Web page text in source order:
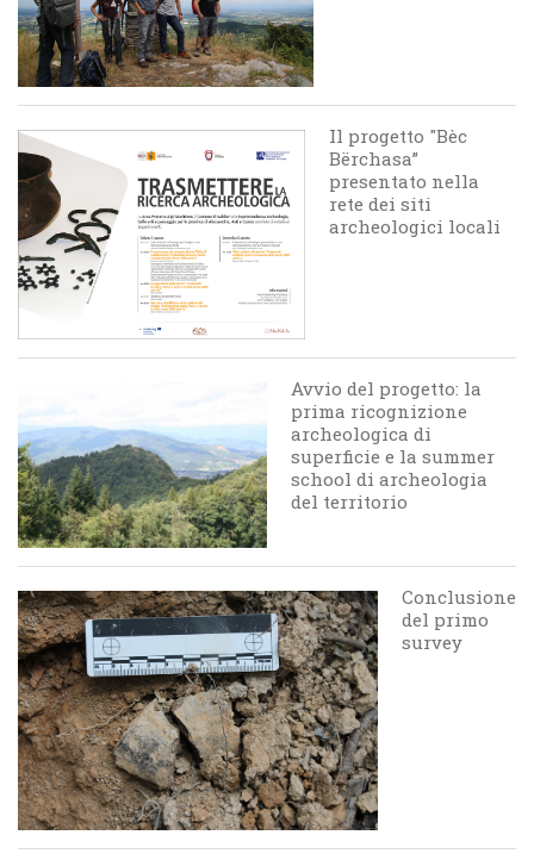
Il progetto "Bèc
Bërchasa”
presentato nella
rete dei siti
archeologici locali
Avvio del progetto: la
prima ricognizione
archeologica di
superficie e la summer
school di archeologia
del territorio
Conclusione
del primo
survey